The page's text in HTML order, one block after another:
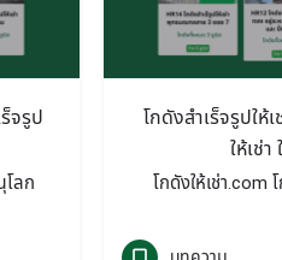
จรูป
โลก
โกดังสำเร็จรูปให้
ให้เช่
โกดังให้เช่า.com